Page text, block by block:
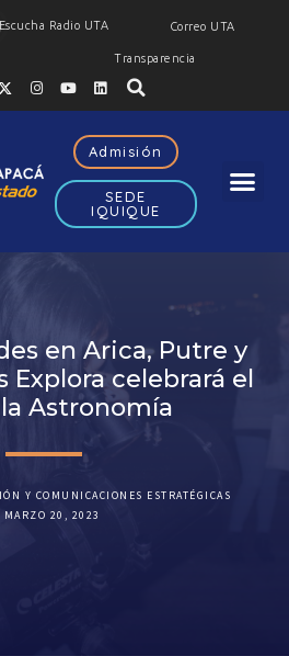
Radio UTA Correo UTA
Transparencia
Admisión
SEDE
IQUIQUE
en Arica, Putre y
Explora celebrará el
Astronomía
Y COMUNICACIONES ESTRATÉGICAS
MARZO 20, 2023